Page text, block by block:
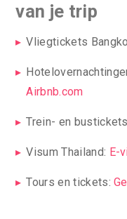
van je trip
Vliegtickets
Airbnb.com
Trein- en
Visum Thailand: E-
Tours en tickets: